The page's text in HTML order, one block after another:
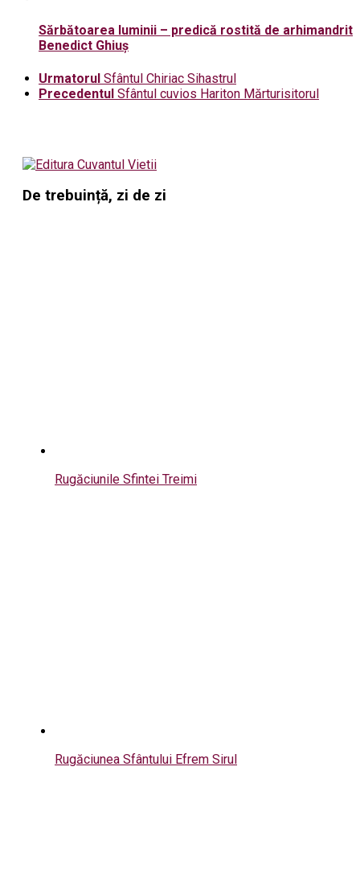
Sărbătoarea luminii – predică rostită de arhimandrit
Benedict Ghiuș
Urmatorul Sfântul Chiriac Sihastrul
Precedentul Sfântul cuvios Hariton Mărturisitorul
De trebuință, zi de zi
Rugăciunile Sfintei Treimi
Rugăciunea Sfântului Efrem Sirul